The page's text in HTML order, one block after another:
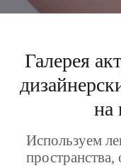
Галерея
на
Используем